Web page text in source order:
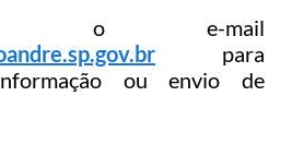
o e-mail
para
ou envio de